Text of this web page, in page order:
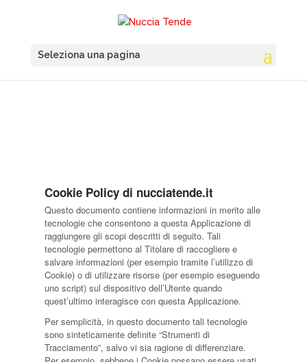
Seleziona una pagina
Cookie Policy di nucciatende.it
Questo documento contiene informazioni in merito alle
tecnologie che consentono a questa Applicazione di
raggiungere gli scopi descritti di seguito. Tali
tecnologie permettono al Titolare di raccogliere e
salvare informazioni (per esempio tramite l’utilizzo di
Cookie) o di utilizzare risorse (per esempio eseguendo
uno script) sul dispositivo dell’Utente quando
quest’ultimo interagisce con questa Applicazione.
Per semplicità, in questo documento tali tecnologie
sono sinteticamente definite “Strumenti di
Tracciamento”, salvo vi sia ragione di differenziare.